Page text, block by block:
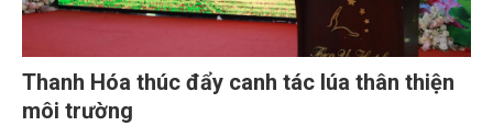
Thanh Hóa thúc đẩy canh tác lúa thân thiện
môi trường